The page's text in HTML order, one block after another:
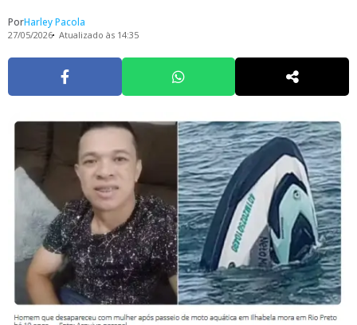
PorHarley Pacola
27/05/2026 Atualizado às 14:35